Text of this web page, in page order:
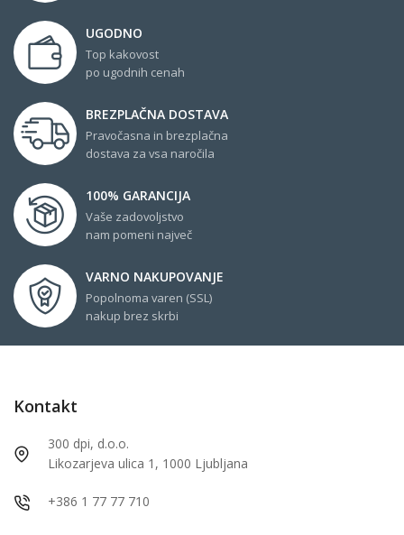
UGODNO
Top kakovost
po ugodnih cenah
BREZPLAČNA DOSTAVA
Pravočasna in brezplačna
dostava za vsa naročila
100% GARANCIJA
Vaše zadovoljstvo
nam pomeni največ
VARNO NAKUPOVANJE
Popolnoma varen (SSL)
nakup brez skrbi
Kontakt
300 dpi, d.o.o.
Likozarjeva ulica 1, 1000 Ljubljana
+386 1 77 77 710